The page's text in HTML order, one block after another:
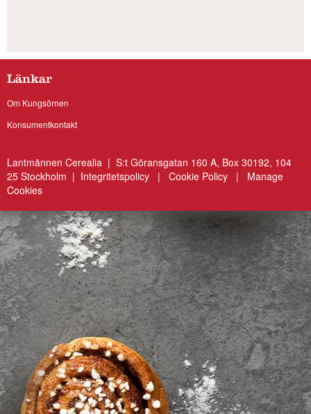
Länkar
Om Kungsörnen
Konsumentkontakt
Lantmännen Cerealia | S:t Göransgatan 160 A, Box 30192, 104
25 Stockholm | Integritetspolicy | Cookie Policy | Manage
Cookies